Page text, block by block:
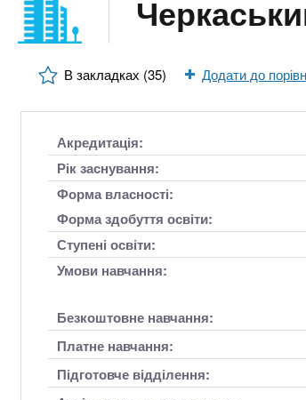
n
t
s
n
o
и
х
к
В закладках (35) Додати до
Акредитація:
Рік заснування:
Форма власності:
Форма здобуття освіти:
Ступені освіти:
Умови навчання:
Безкоштовне навчання:
Платне навчання:
Підготовче відділення: